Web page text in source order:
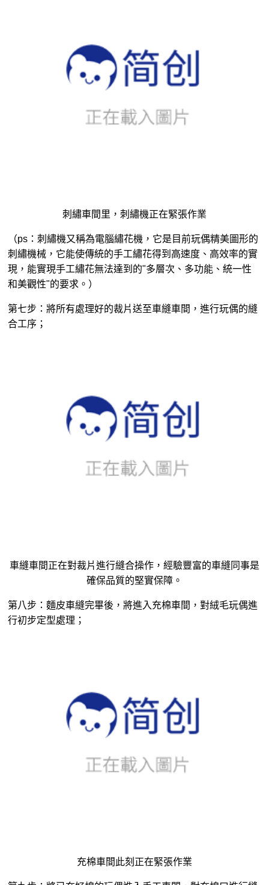
刺繡機械，它能使傳統的手工繡花得到高速度、高效率的實
和美觀性"的要求。）
第七步：將所有處理好的裁片送至車縫車間，進行玩偶的縫
合工序；